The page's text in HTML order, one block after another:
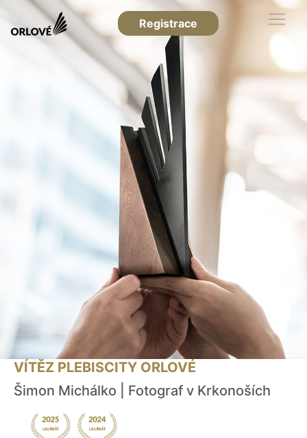
Registrace
VÍTĚZ PLEBISCITY ORLOVÉ
Šimon Michálko | Fotograf v Krkonoších